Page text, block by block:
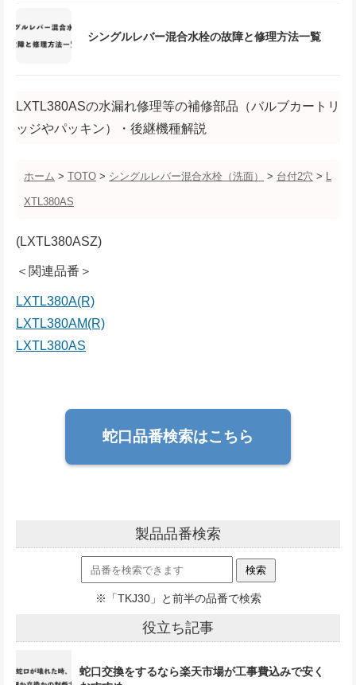
シングルレバー混合水栓の故障と修理方法一覧
LXTL380ASの水漏れ修理等の補修部品（バルブカートリ
ッジやパッキン）・後継機種解説
ホーム > TOTO > シングルレバー混合水栓（洗面） > 台付2穴 > L
XTL380AS
(LXTL380ASZ)
＜関連品番＞
LXTL380A(R)
LXTL380AM(R)
LXTL380AS
蛇口品番検索はこちら
製品品番検索
※「TKJ30」と前半の品番で検索
役立ち記事
蛇口交換をするなら楽天市場が工事費込みで安く